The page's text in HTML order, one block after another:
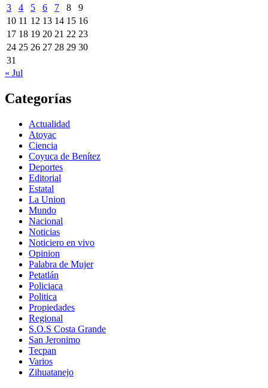
3
4 5 6 7 8
9
10 11 12 13 14 15 16
17 18 19 20 21 22 23
24 25 26 27 28 29 30
31
« Jul
Categorías
Actualidad
Atoyac
Ciencia
Coyuca de Benítez
Deportes
Editorial
Estatal
La Union
Mundo
Nacional
Noticias
Noticiero en vivo
Opinion
Palabra de Mujer
Petatlán
Policiaca
Politica
Propiedades
Regional
S.O.S Costa Grande
San Jeronimo
Tecpan
Varios
Zihuatanejo